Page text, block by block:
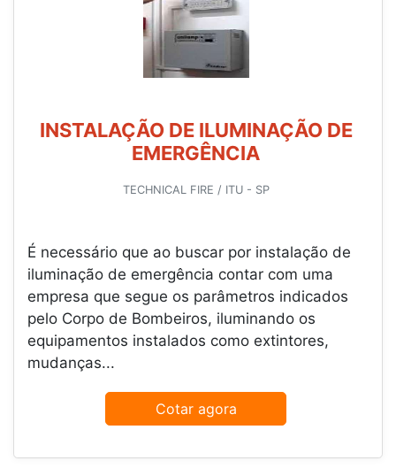
INSTALAÇÃO DE ILUMINAÇÃO DE
EMERGÊNCIA
TECHNICAL FIRE / ITU - SP
É necessário que ao buscar por instalação de
iluminação de emergência contar com uma
empresa que segue os parâmetros indicados
pelo Corpo de Bombeiros, iluminando os
equipamentos instalados como extintores,
mudanças...
Cotar agora